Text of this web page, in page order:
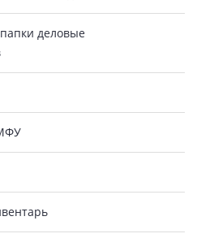
деловые